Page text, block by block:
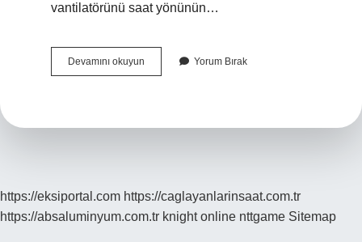
vantilatörünü saat yönünün…
Devamını okuyun
Pervanesi
Yorum Bırak
https://eksiportal.com https://caglayanlarinsaat.com.tr
https://absaluminyum.com.tr knight online nttgame Sitemap